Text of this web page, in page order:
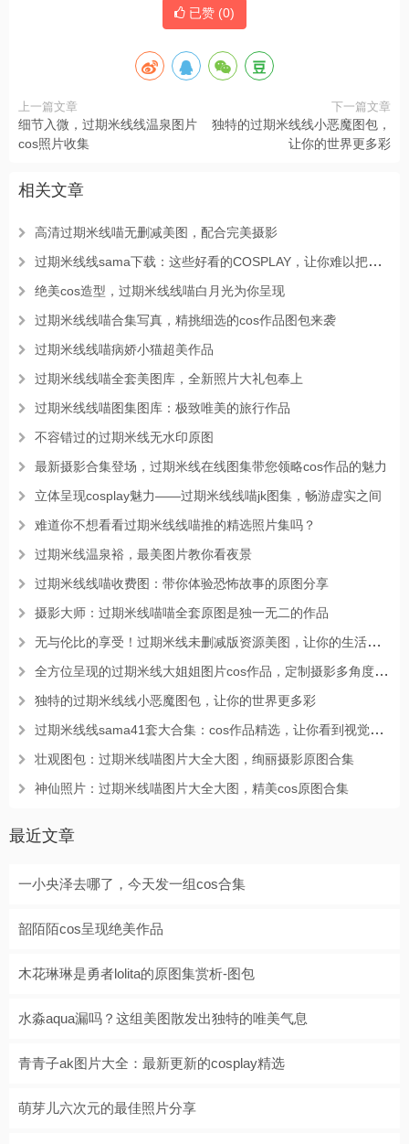
已赞 (0)
上一篇文章
细节入微，过期米线线温泉图片
cos照片收集
下一篇文章
独特的过期米线线小恶魔图包，
让你的世界更多彩
相关文章
高清过期米线喵无删减美图，配合完美摄影
过期米线线sama下载：这些好看的COSPLAY，让你难以把眼睛从上面移开
绝美cos造型，过期米线线喵白月光为你呈现
过期米线线喵合集写真，精挑细选的cos作品图包来袭
过期米线线喵病娇小猫超美作品
过期米线线喵全套美图库，全新照片大礼包奉上
过期米线线喵图集图库：极致唯美的旅行作品
不容错过的过期米线无水印原图
最新摄影合集登场，过期米线在线图集带您领略cos作品的魅力
立体呈现cosplay魅力——过期米线线喵jk图集，畅游虚实之间
难道你不想看看过期米线线喵推的精选照片集吗？
过期米线温泉裕，最美图片教你看夜景
过期米线线喵收费图：带你体验恐怖故事的原图分享
摄影大师：过期米线喵喵全套原图是独一无二的作品
无与伦比的享受！过期米线未删减版资源美图，让你的生活有光彩
全方位呈现的过期米线大姐姐图片cos作品，定制摄影多角度赏析
独特的过期米线线小恶魔图包，让你的世界更多彩
过期米线线sama41套大合集：cos作品精选，让你看到视觉盛宴
壮观图包：过期米线喵图片大全大图，绚丽摄影原图合集
神仙照片：过期米线喵图片大全大图，精美cos原图合集
最近文章
一小央泽去哪了，今天发一组cos合集
韶陌陌cos呈现绝美作品
木花琳琳是勇者lolita的原图集赏析-图包
水淼aqua漏吗？这组美图散发出独特的唯美气息
青青子ak图片大全：最新更新的cosplay精选
萌芽儿六次元的最佳照片分享